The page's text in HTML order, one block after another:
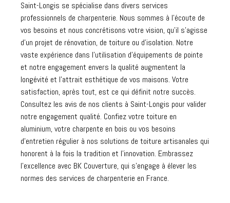
Saint-Longis se spécialise dans divers services
professionnels de charpenterie. Nous sommes à l'écoute de
vos besoins et nous concrétisons votre vision, qu'il s'agisse
d'un projet de rénovation, de toiture ou d'isolation. Notre
vaste expérience dans l'utilisation d'équipements de pointe
et notre engagement envers la qualité augmentent la
longévité et l'attrait esthétique de vos maisons. Votre
satisfaction, après tout, est ce qui définit notre succès.
Consultez les avis de nos clients à Saint-Longis pour valider
notre engagement qualité. Confiez votre toiture en
aluminium, votre charpente en bois ou vos besoins
d'entretien régulier à nos solutions de toiture artisanales qui
honorent à la fois la tradition et l'innovation. Embrassez
l'excellence avec BK Couverture, qui s'engage à élever les
normes des services de charpenterie en France.